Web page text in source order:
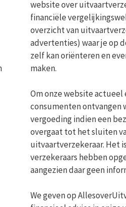
website over
financiële
overzicht van
advertenties) waar je op
zelf kan oriënteren en
maken.
Om onze website
consumenten ontvangen
vergoeding indien een
overgaat tot het sluiten
uitvaartverzekeraar. Het
verzekeraars hebben
aangezien daar geen
We geven op